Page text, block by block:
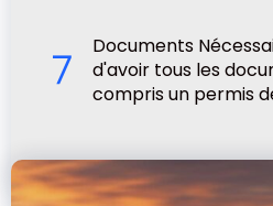
Documents
d'avoir tous les
compris un permis